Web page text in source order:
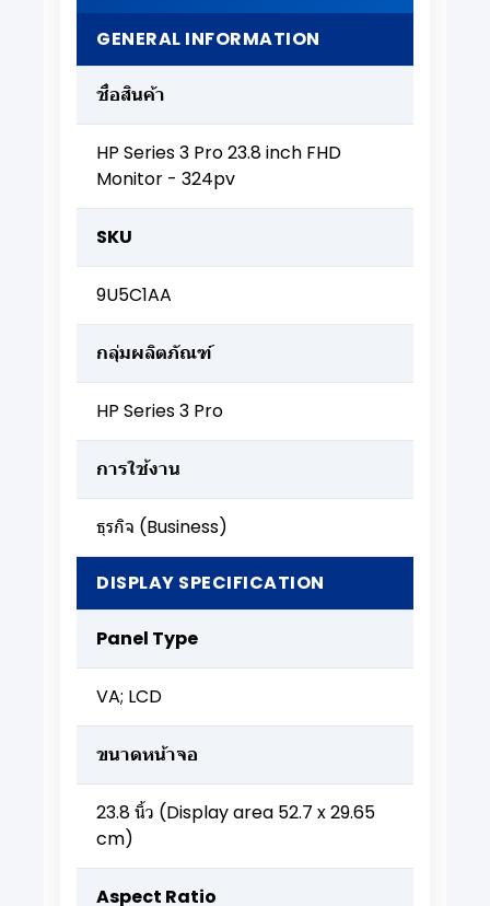
GENERAL INFORMATION
ชื่อสินค้า
HP Series 3 Pro 23.8 inch FHD
Monitor - 324pv
SKU
9U5C1AA
กลุ่มผลิตภัณฑ์
HP Series 3 Pro
การใช้งาน
ธุรกิจ (Business)
DISPLAY SPECIFICATION
Panel Type
VA; LCD
ขนาดหน้าจอ
23.8 นิ้ว (Display area 52.7 x 29.65
cm)
Aspect Ratio